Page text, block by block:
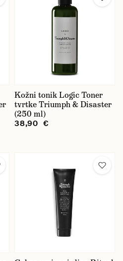
Kožni tonik Logic Toner
tvrtke Triumph & Disaster
(250 ml)
38,90 €